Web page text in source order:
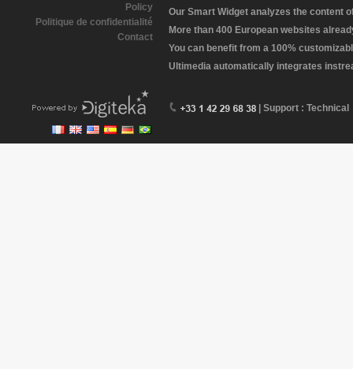
Policy
Politique de confidentialité
Contact
Our Smart Widget analyzes the content
More than 400 European websites
You can benefit from a 100%
Ultimedia automatically integrates
| Support : Technical